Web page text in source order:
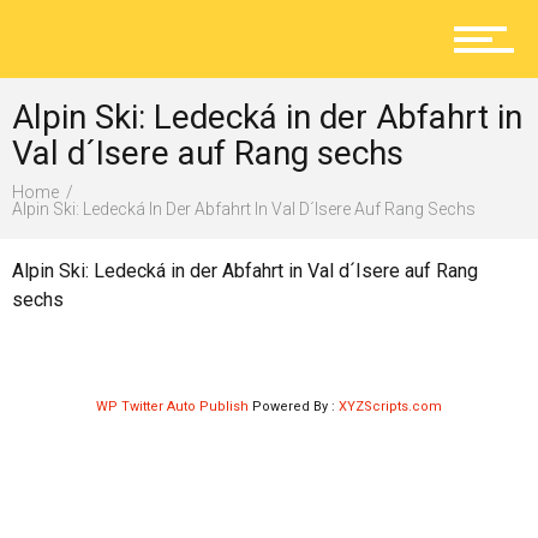
Lokal
Alpin Ski: Ledecká in der Abfahrt in
Val d´Isere auf Rang sechs
Home
Alpin Ski: Ledecká In Der Abfahrt In Val D´Isere Auf Rang Sechs
Alpin Ski: Ledecká in der Abfahrt in Val d´Isere auf Rang
sechs
WP Twitter Auto Publish Powered By : XYZScripts.com